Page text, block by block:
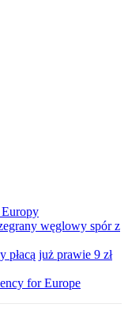
węglowy spór z
już prawie 9 zł
for Europe